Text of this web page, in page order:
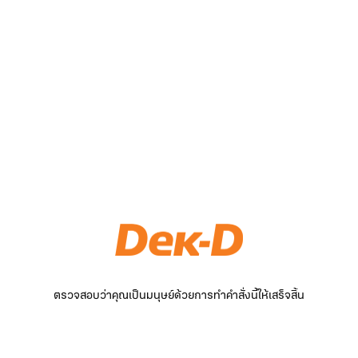
ตรวจสอบว่าคุณเป็นมนุษย์ด้วยการทำคำสั่งนี้ให้เสร็จสิ้น